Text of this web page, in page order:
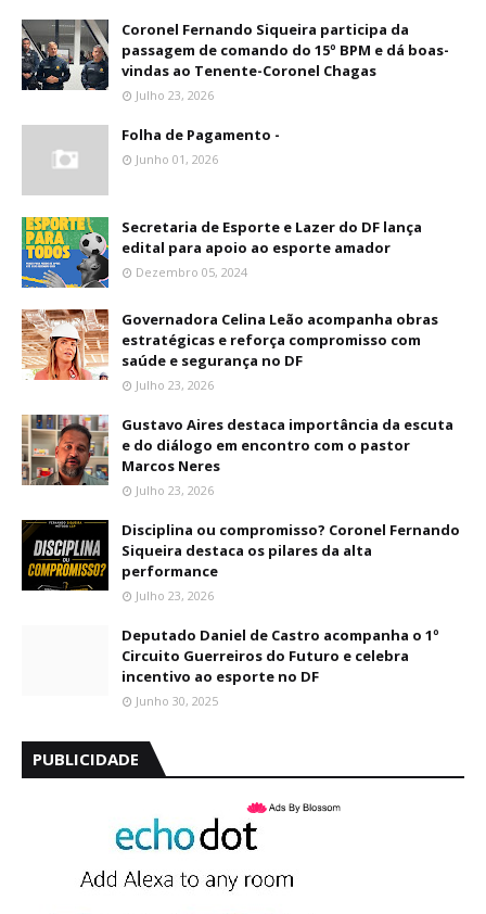
Coronel Fernando Siqueira participa da
passagem de comando do 15º BPM e dá boas-
vindas ao Tenente-Coronel Chagas
Julho 23, 2026
Folha de Pagamento -
Junho 01, 2026
Secretaria de Esporte e Lazer do DF lança
edital para apoio ao esporte amador
Dezembro 05, 2024
Governadora Celina Leão acompanha obras
estratégicas e reforça compromisso com
saúde e segurança no DF
Julho 23, 2026
Gustavo Aires destaca importância da escuta
e do diálogo em encontro com o pastor
Marcos Neres
Julho 23, 2026
Disciplina ou compromisso? Coronel Fernando
Siqueira destaca os pilares da alta
performance
Julho 23, 2026
Deputado Daniel de Castro acompanha o 1º
Circuito Guerreiros do Futuro e celebra
incentivo ao esporte no DF
Junho 30, 2025
PUBLICIDADE